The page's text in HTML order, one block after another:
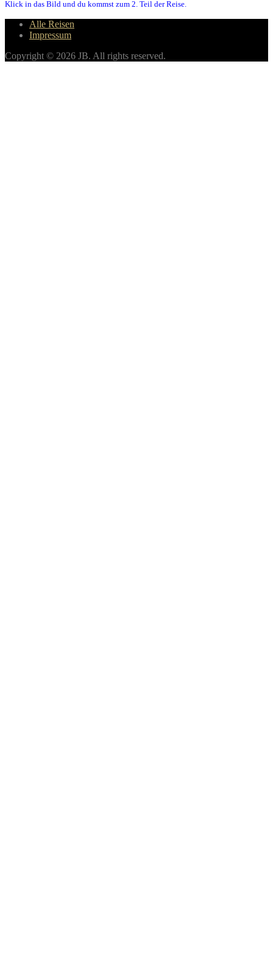
Klick in das Bild und du kommst zum 2. Teil der Reise.
Alle Reisen
Impressum
Copyright © 2026 JB. All rights reserved.